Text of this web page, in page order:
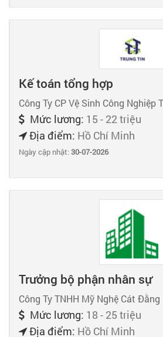
Kế toán tổng hợp
Công Ty CP Vệ Sinh Công Nghiệp
Mức lương: 15 - 22 triệu
Địa điểm: Hồ Chí Minh
Ngày cập nhật:30-07-2026
Trưởng bộ phận nhân sự
Công Ty TNHH Mỹ Nghệ Cát Đằng
Mức lương: 18 - 25 triệu
Địa điểm: Hồ Chí Minh